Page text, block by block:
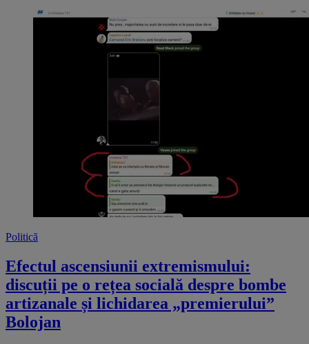
Politică
Efectul ascensiunii extremismului:
discuții pe o rețea socială despre bombe
artizanale și lichidarea „premierului”
Bolojan